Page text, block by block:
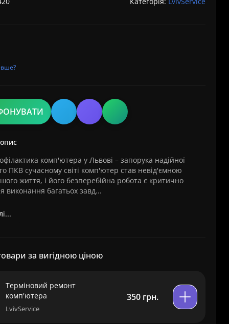
комп'ютера у Львові – запорука надійної
ПКВ сучасному світі комп'ютер став невід'ємною
життя, і його безперебійна робота є критично
виконання багатьох завд...
за вигідною ціною
Терміновий ремонт
комп'ютера
LvivService
350 грн.